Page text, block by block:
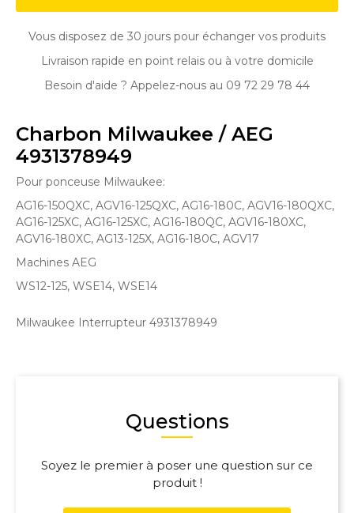
Vous disposez de 30 jours pour échanger vos produits
Livraison rapide en point relais ou à votre domicile
Besoin d'aide ? Appelez-nous au 09 72 29 78 44
Charbon Milwaukee / AEG
4931378949
Pour ponceuse Milwaukee:
AG16-150QXC, AGV16-125QXC, AG16-180C, AGV16-180QXC,
AG16-125XC, AG16-125XC, AG16-180QC, AGV16-180XC,
AGV16-180XC, AG13-125X, AG16-180C , AGV17
Machines AEG
WS12-125, WSE14, WSE14
Milwaukee Interrupteur 4931378949
Questions
Soyez le premier à poser une question sur ce
produit !